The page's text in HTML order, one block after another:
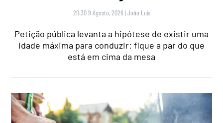
20:30 9 Agosto, 2026 |João Luís
Petição pública levanta a hipótese de existir uma
idade máxima para conduzir: fique a par do que
está em cima da mesa